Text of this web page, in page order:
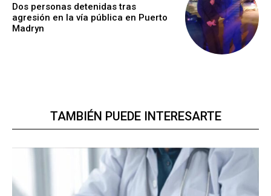
Dos personas detenidas tras
agresión en la vía pública en Puerto
Madryn
TAMBIÉN PUEDE INTERESARTE